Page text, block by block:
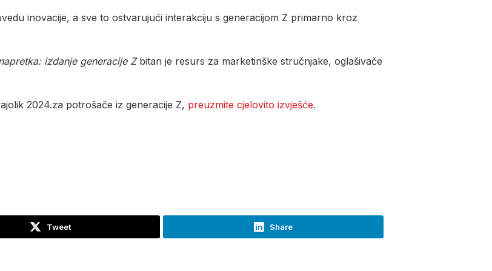
inovacije, a sve to ostvarujući interakciju s generacijom Z primarno kroz
izdanje generacije Zbitan je resurs za marketinške stručnjake, oglašivače
2024.za potrošače iz generacije Z, preuzmite cjelovito izvješće.
Tweet Share